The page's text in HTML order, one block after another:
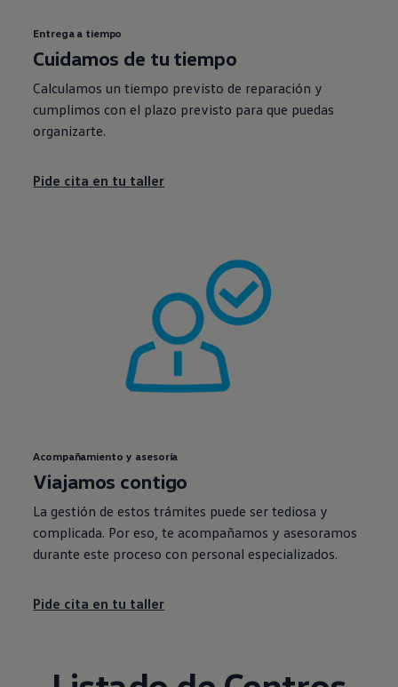
Entrega a tiempo
Cuidamos de tu tiempo
Calculamos un tiempo previsto de reparación y
cumplimos con el plazo previsto para que puedas
organizarte.
Pide cita en tu taller
Acompañamiento y asesoría
Viajamos contigo
La gestión de estos trámites puede ser tediosa y
complicada. Por eso, te acompañamos y asesoramos
durante este proceso con personal especializados.
Pide cita en tu taller